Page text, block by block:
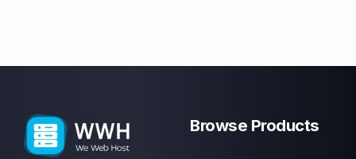
Browse Products